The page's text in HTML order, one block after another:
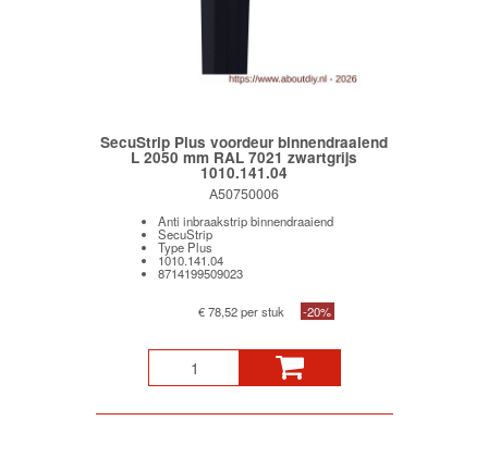
SecuStrip Plus voordeur binnendraaiend
L 2050 mm RAL 7021 zwartgrijs
1010.141.04
A50750006
Anti inbraakstrip binnendraaiend
SecuStrip
Type Plus
1010.141.04
8714199509023
€ 78,52 per stuk -20%